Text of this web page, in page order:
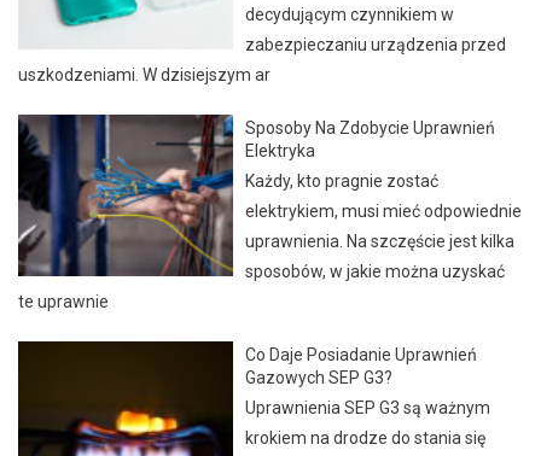
decydującym czynnikiem w
zabezpieczaniu urządzenia przed
uszkodzeniami. W dzisiejszym ar
Sposoby Na Zdobycie Uprawnień
Elektryka
Każdy, kto pragnie zostać
elektrykiem, musi mieć odpowiednie
uprawnienia. Na szczęście jest kilka
sposobów, w jakie można uzyskać
te uprawnie
Co Daje Posiadanie Uprawnień
Gazowych SEP G3?
Uprawnienia SEP G3 są ważnym
krokiem na drodze do stania się